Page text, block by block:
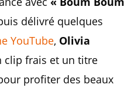
délivré quelques
YouTube, Olivia
clip frais et un titre
profiter des beaux